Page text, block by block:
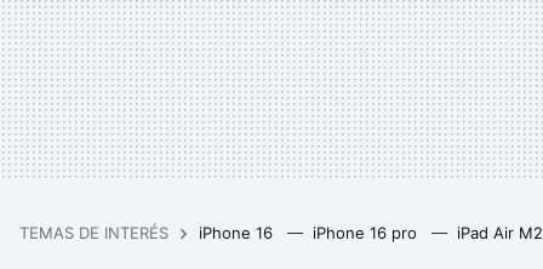
TEMAS DE INTERÉS iPhone 16 iPhone 16 pro iPad Air